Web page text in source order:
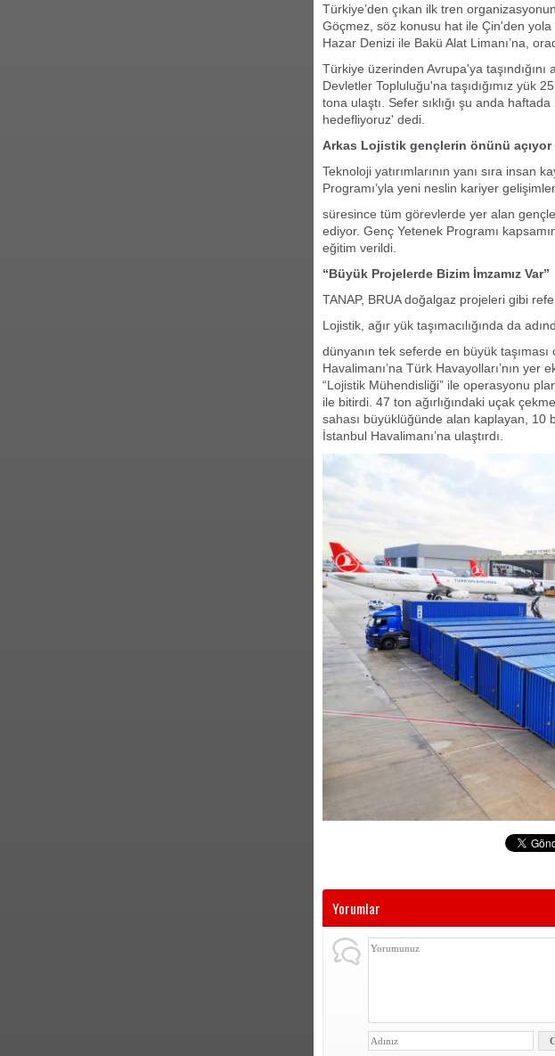
Türkiye’den çıkan ilk tren
Göçmez, söz konusu hat ile Çin'den yola
Hazar Denizi ile Bakü Alat Limanı’na,
Türkiye üzerinden Avrupa'ya
Devletler Topluluğu'na taşıdığımız yük
tona ulaştı. Sefer sıklığı şu anda
hedefliyoruz' dedi.
Arkas Lojistik gençlerin önünü açıyor
Teknoloji yatırımlarının yanı sıra insan
Programı’yla yeni neslin kariyer
süresince tüm görevlerde yer alan
ediyor. Genç Yetenek Programı
eğitim verildi.
“Büyük Projelerde Bizim İmzamız Var”
TANAP, BRUA doğalgaz projeleri gibi
Lojistik, ağır yük taşımacılığında da
dünyanın tek seferde en büyük
Havalimanı’na Türk Havayolları’nın yer
“Lojistik Mühendisliği” ile operasyonu
ile bitirdi. 47 ton ağırlığındaki uçak
sahası büyüklüğünde alan kaplayan, 10
İstanbul Havalimanı’na ulaştırdı.
Yorumlar